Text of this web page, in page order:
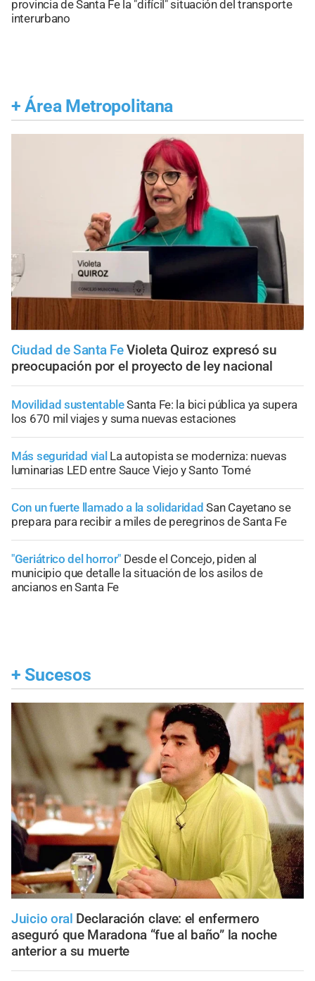
provincia de Santa Fe la "difícil" situación del transporte
interurbano
+ Área Metropolitana
Ciudad de Santa Fe Violeta Quiroz expresó su
preocupación por el proyecto de ley nacional
Movilidad sustentableSanta Fe: la bici pública ya supera
los 670 mil viajes y suma nuevas estaciones
Más seguridad vial La autopista se moderniza: nuevas
luminarias LED entre Sauce Viejo y Santo Tomé
Con un fuerte llamado a la solidaridad San Cayetano se
prepara para recibir a miles de peregrinos de Santa Fe
"Geriátrico del horror" Desde el Concejo, piden al
municipio que detalle la situación de los asilos de
ancianos en Santa Fe
+ Sucesos
Juicio oral Declaración clave: el enfermero
aseguró que Maradona “fue al baño” la noche
anterior a su muerte